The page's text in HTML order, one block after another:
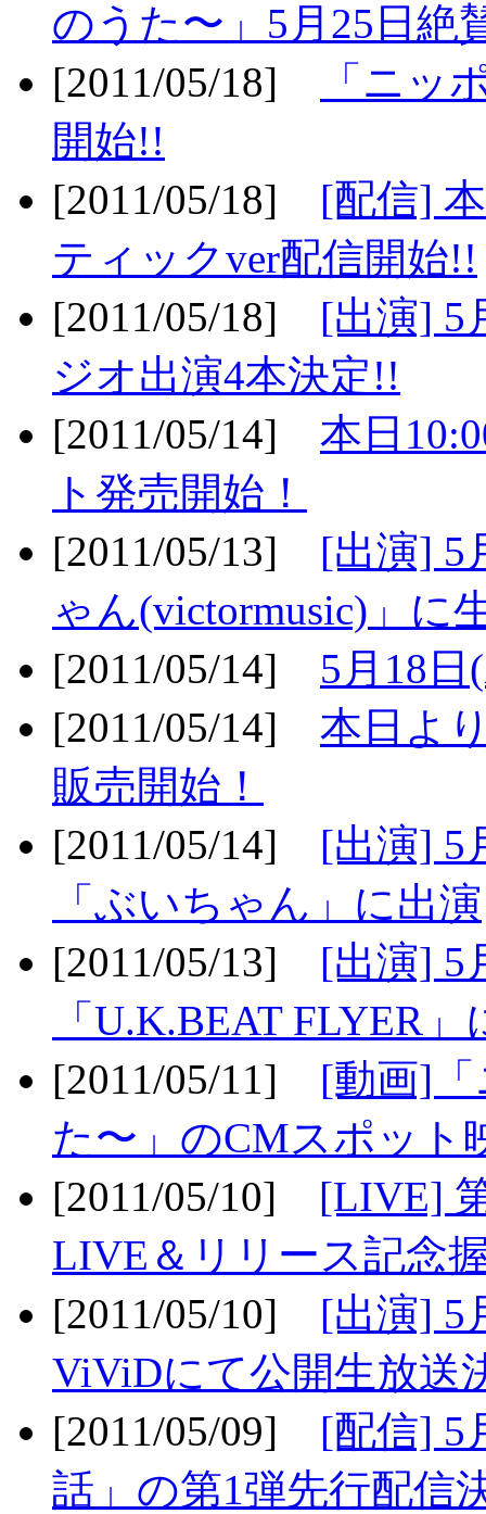
のうた〜」5月25日絶
[2011/05/18]
「ニッ
開始!!
[2011/05/18] [配信]
ティックver配信開始!!
[2011/05/18] [出演] 5
ジオ出演4本決定!!
[2011/05/14] 本日
ト発売開始！
[2011/05/13] [出演] 5
ゃん(victormusic)」に
[2011/05/14] 5月18
[2011/05/14] 本日よ
販売開始！
[2011/05/14] [出演] 5
「ぶいちゃん」に出演
[2011/05/13] [出演] 5
「U.K.BEAT FLYER
[2011/05/11] [動画]
た〜」のCMスポット
[2011/05/10] [LIVE]
LIVE＆リリース記念
[2011/05/10] [出演] 5
ViViDにて公開生放送
[2011/05/09] [配信] 5
話」の第1弾先行配信